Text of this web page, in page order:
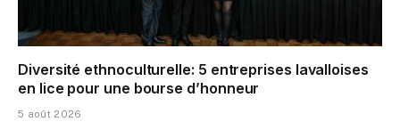
Diversité ethnoculturelle: 5 entreprises lavalloises
en lice pour une bourse d’honneur
5 août 2026